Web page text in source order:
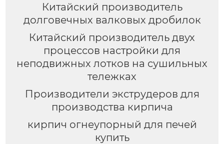
Китайский производитель
долговечных валковых дробилок
Китайский производитель двух
процессов настройки для
неподвижных лотков на сушильных
тележках
Производители экструдеров для
производства кирпича
кирпич огнеупорный для печей
купить